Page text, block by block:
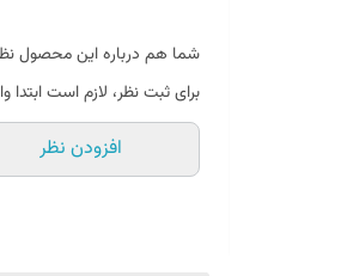
شما هم درباره این محصول
برای ثبت نظر، لازم است
افزودن نظر